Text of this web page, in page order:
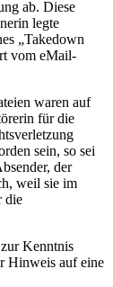
ab. Diese
legte
„Takedown
vom eMail-
waren auf
für die
sein, so sei
der
weil sie im
die
Kenntnis
Hinweis auf eine